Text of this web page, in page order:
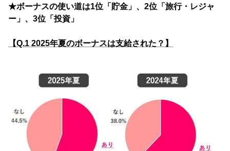
★ボーナスの使い道は1位「貯金」、2位「旅行・レジャ
ー」、3位「投資」
【Q.1 2025年夏のボーナスは支給された？】